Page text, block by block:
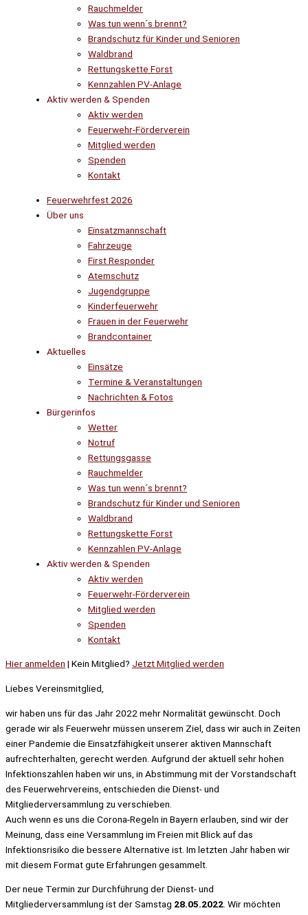
Rauchmelder
Was tun wenn´s brennt?
Brandschutz für Kinder und Senioren
Waldbrand
Rettungskette Forst
Kennzahlen PV-Anlage
Aktiv werden & Spenden
Aktiv werden
Feuerwehr-Förderverein
Mitglied werden
Spenden
Kontakt
Feuerwehrfest 2026
Über uns
Einsatzmannschaft
Fahrzeuge
First Responder
Atemschutz
Jugendgruppe
Kinderfeuerwehr
Frauen in der Feuerwehr
Brandcontainer
Aktuelles
Einsätze
Termine & Veranstaltungen
Nachrichten & Fotos
Bürgerinfos
Wetter
Notruf
Rettungsgasse
Rauchmelder
Was tun wenn´s brennt?
Brandschutz für Kinder und Senioren
Waldbrand
Rettungskette Forst
Kennzahlen PV-Anlage
Aktiv werden & Spenden
Aktiv werden
Feuerwehr-Förderverein
Mitglied werden
Spenden
Kontakt
Hier anmelden | Kein Mitglied? Jetzt Mitglied werden
Liebes Vereinsmitglied,
wir haben uns für das Jahr 2022 mehr Normalität gewünscht. Doch
gerade wir als Feuerwehr müssen unserem Ziel, dass wir auch in Zeiten
einer Pandemie die Einsatzfähigkeit unserer aktiven Mannschaft
aufrechterhalten, gerecht werden. Aufgrund der aktuell sehr hohen
Infektionszahlen haben wir uns, in Abstimmung mit der Vorstandschaft
des Feuerwehrvereins, entschieden die Dienst- und
Mitgliederversammlung zu verschieben.
Auch wenn es uns die Corona-Regeln in Bayern erlauben, sind wir der
Meinung, dass eine Versammlung im Freien mit Blick auf das
Infektionsrisiko die bessere Alternative ist. Im letzten Jahr haben wir
mit diesem Format gute Erfahrungen gesammelt.
Der neue Termin zur Durchführung der Dienst- und
Mitgliederversammlung ist der Samstag 28.05.2022. Wir möchten